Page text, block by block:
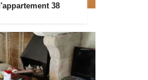
38